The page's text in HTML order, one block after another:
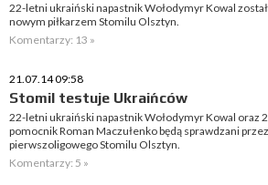
22-letni ukraiński napastnik Wołodymyr Kowal został
nowym piłkarzem Stomilu Olsztyn.
Komentarzy: 13 »
21.07.14 09:58
Stomil testuje Ukraińców
22-letni ukraiński napastnik Wołodymyr Kowal oraz
pomocnik Roman Maczułenko będą sprawdzani
pierwszoligowego Stomilu Olsztyn.
Komentarzy: 5 »